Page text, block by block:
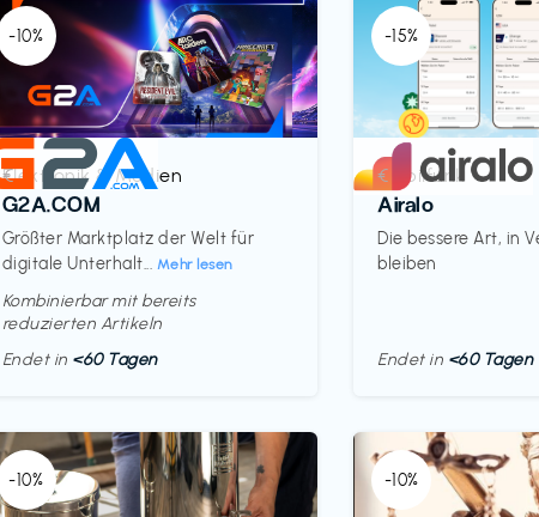
-10%
Elektronik & Medien
G2A.COM
Größter Marktplatz der Welt für
digitale Unterhalt... Mehr lesen
€‎
Kombinierbar mit bereits
reduzierten Artikeln
Endet in <60 Tagen
-15%
Mobilfunk
Airalo
Die bessere Art, in
bleiben
€‎
Endet in <60 Tagen
-10% -10%